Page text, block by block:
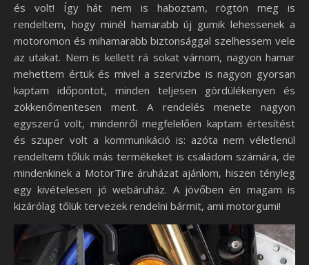
és volt! Így hát nem is haboztam, rögtön meg is
rendeltem, hogy minél hamarabb új gumik lehessenek a
motoromon és mihamarabb biztonsággal szelhessem vele
az utakat. Nem is kellett rá sokat várnom, nagyon hamar
mehettem értük és mivel a szervizbe is nagyon gyorsan
kaptam időpontot, minden teljesen gördülékenyen és
zökkenőmentesen ment. A rendelés menete nagyon
egyszerű volt, mindenről megfelelően kaptam értesítést
és szuper volt a kommunikáció is: azóta nem véletlenül
rendeltem tőlük más termékeket is családom számára, de
mindenkinek a MotorTire áruházat ajánlom, hiszen tényleg
egy kivételesen jó webáruház. A jövőben én magam is
kizárólag tőlük tervezek rendelni bármit, ami motorgumi!